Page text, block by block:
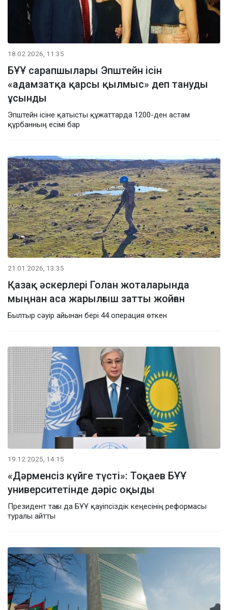
18.02.2026, 11:35
БҰҰ сарапшылары Эпштейн ісін
«адамзатқа қарсы қылмыс» деп тануды
ұсынды
Эпштейн ісіне қатысты құжаттарда 1200-ден астам
құрбанның есімі бар
21.01.2026, 13:35
Қазақ әскерлері Голан жоталарында
мыңнан аса жарылғыш затты жойған
Былтыр сәуір айынан бері 44 операция өткен
19.12.2025, 14:15
«Дәрменсіз күйге түсті»: Тоқаев БҰҰ
университетінде дәріс оқыды
Президент тағы да БҰҰ қауіпсіздік кеңесінің реформасы
туралы айтты